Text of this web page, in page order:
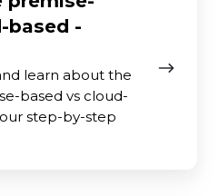
based -
learn about the
based vs cloud-
step-by-step